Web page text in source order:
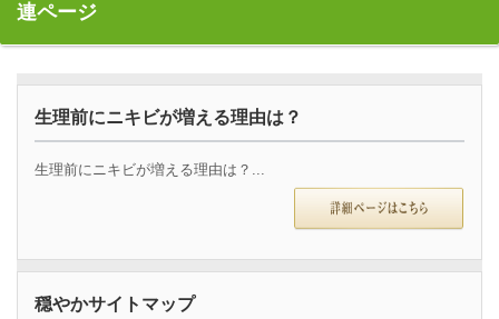
連ページ
生理前にニキビが増える理由は？
生理前にニキビが増える理由は？...
穏やかサイトマップ